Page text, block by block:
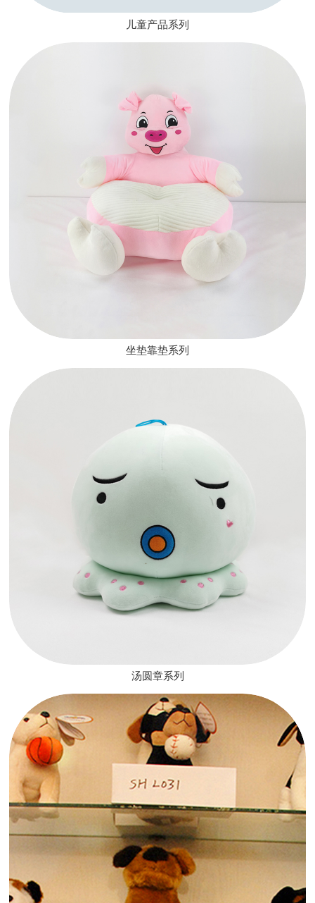
儿童产品系列
坐垫靠垫系列
汤圆章系列